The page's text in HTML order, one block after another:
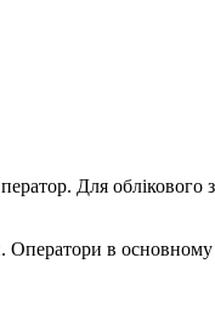
Для
в основному